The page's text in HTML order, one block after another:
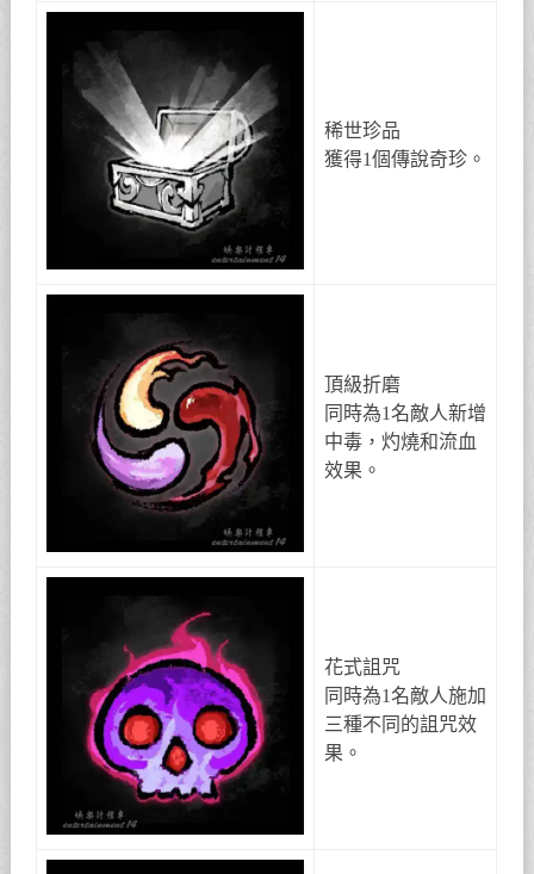
稀世珍品
獲得1個傳說奇珍。
頂級折磨
同時為1名敵人新增
中毒，灼燒和流血
效果。
花式詛咒
同時為1名敵人施加
三種不同的詛咒效
果。